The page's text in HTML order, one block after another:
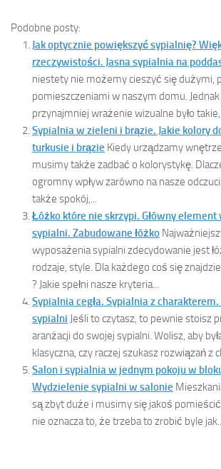
Podobne posty:
Jak optycznie powiększyć sypialnię?
rzeczywistości. Jasna sypialnia na
niestety nie możemy cieszyć się dużymi,
pomieszczeniami w naszym domu.
przynajmniej wrażenie wizualne było
Sypialnia w zieleni i brązie. Jakie kolory
turkusie i brązie Kiedy urządzamy
musimy także zadbać o kolorystykę.
ogromny wpływ zarówno na nasze
także spokój,...
Łóżko które nie skrzypi. Główny
sypialni. Zabudowane łóżko
wyposażenia sypialni zdecydowanie jest
rodzaje, style. Dla każdego coś się
? Jakie spełni nasze kryteria...
Sypialnia cegła. Sypialnia z charakterem.
sypialni Jeśli to czytasz, to pewnie stoisz
aranżacji do swojej sypialni. Wolisz, aby
klasyczna, czy raczej szukasz rozwiązań z
Salon i sypialnia w jednym pokoju w
Wydzielenie sypialni w salonie
są zbyt duże i musimy się jakoś
nie oznacza to, że trzeba to zrobić byle